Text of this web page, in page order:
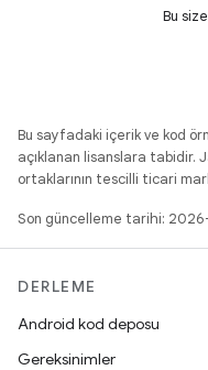
Bu
Bu sayfadaki içerik ve kod
açıklanan lisanslara tabidir.
ortaklarının tescilli ticari
Son güncelleme tarihi:
DERLEME
Android kod deposu
Gereksinimler